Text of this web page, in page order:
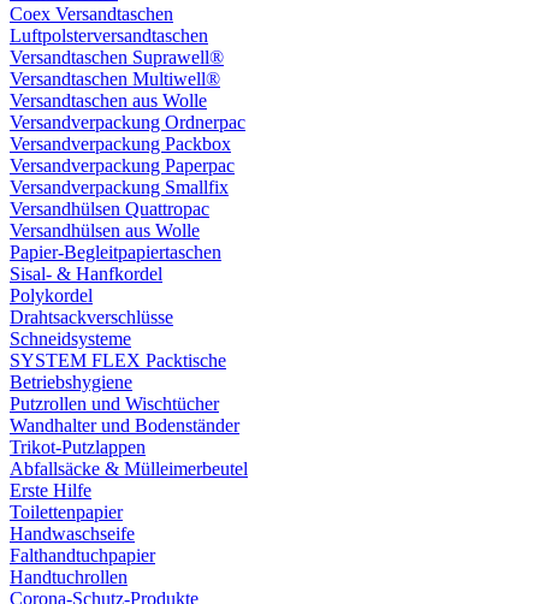
Coex Versandtaschen
Luftpolsterversandtaschen
Versandtaschen Suprawell®
Versandtaschen Multiwell®
Versandtaschen aus Wolle
Versandverpackung Ordnerpac
Versandverpackung Packbox
Versandverpackung Paperpac
Versandverpackung Smallfix
Versandhülsen Quattropac
Versandhülsen aus Wolle
Papier-Begleitpapiertaschen
Sisal- & Hanfkordel
Polykordel
Drahtsackverschlüsse
Schneidsysteme
SYSTEM FLEX Packtische
Betriebshygiene
Putzrollen und Wischtücher
Wandhalter und Bodenständer
Trikot-Putzlappen
Abfallsäcke & Mülleimerbeutel
Erste Hilfe
Toilettenpapier
Handwaschseife
Falthandtuchpapier
Handtuchrollen
Corona-Schutz-Produkte